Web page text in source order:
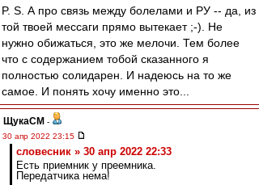
P. S. А про связь между болелами и РУ -- да, из
той твоей мессаги прямо вытекает ;-). Не
нужно обижаться, это же мелочи. Тем более
что с содержанием тобой сказанного я
полностью солидарен. И надеюсь на то же
самое. И понять хочу именно это...
ЩукаСМ -
30 апр 2022 23:15
словесник » 30 апр 2022 22:33
Есть приемник у преемника.
Передатчика нема!